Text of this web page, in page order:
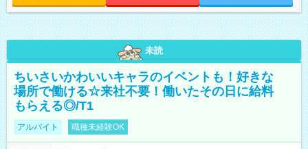
未読
ちいさいかわいいキャラのイベントも！好きな
場所で働ける☆来社不要！働いたその日に給料
もらえる◎/T1
アルバイト 職種未経験OK